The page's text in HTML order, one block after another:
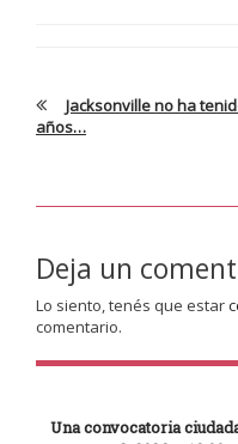
Jacksonville no ha
años…
Deja un
Lo siento, tenés que estar
comentario.
Una convocatoria